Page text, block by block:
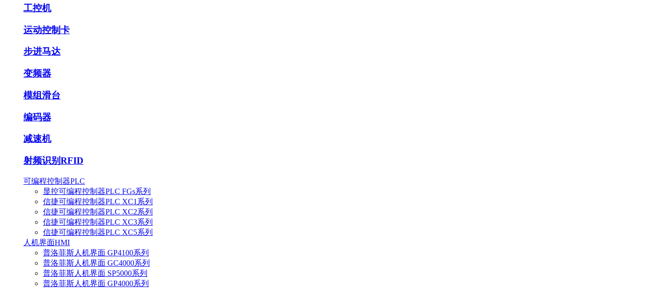
工控机
运动控制卡
步进马达
变频器
模组滑台
编码器
减速机
射频识别RFID
可编程控制器PLC
显控可编程控制器PLC FGs系列
信捷可编程控制器PLC XC1系列
信捷可编程控制器PLC XC2系列
信捷可编程控制器PLC XC3系列
信捷可编程控制器PLC XC5系列
人机界面HMI
普洛菲斯人机界面 GP4100系列
普洛菲斯人机界面 GC4000系列
普洛菲斯人机界面 SP5000系列
普洛菲斯人机界面 GP4000系列